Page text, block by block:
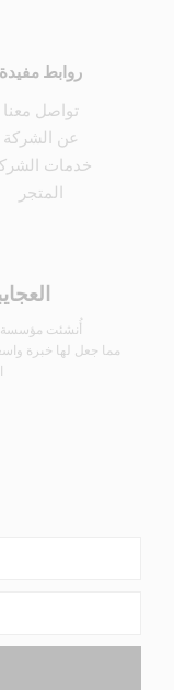
روابط مفيدة
تواصل معنا
عن الشركة
خدمات
المتجر
أُنشئت مؤسسة
مما جعل لها خبرة